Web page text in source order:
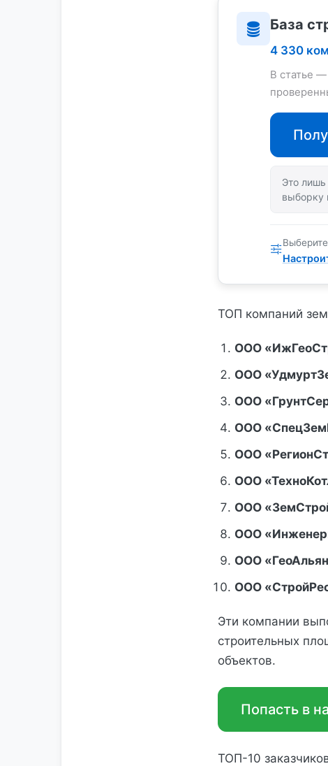
База
4 330
В статье
Это лишь
выборку
ТОП компаний
ООО
ООО
ООО
ООО
ООО
ООО
ООО
ООО
ООО
ООО
Эти компании
строительных
объектов.
Попасть в
ТОП-10